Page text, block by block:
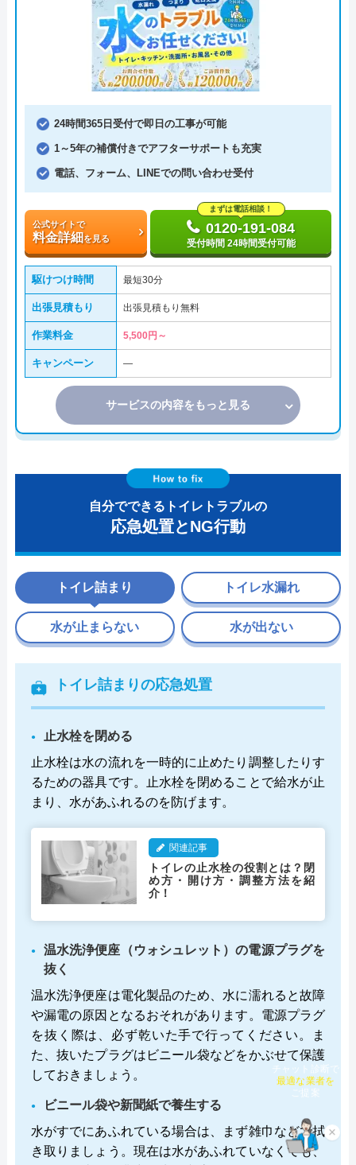
24時間365日受付で即日の工事が可能
1～5年の補償付きでアフターサポートも充実
電話、フォーム、LINEでの問い合わせ受付
公式サイトで
料金詳細を見る
まずは電話相談！
0120-191-084
受付時間 24時間受付可能
駆けつけ時間 最短30分
出張見積もり 出張見積もり無料
作業料金 5,500円～
キャンペーン ―
サービスの内容をもっと見る
自分でできるトイレトラブルの
応急処置とNG行動
トイレ詰まり
トイレ詰まりの応急処置
止水栓を閉める
止水栓は水の流れを一時的に止めたり調整したりす
るための器具です。止水栓を閉めることで給水が止
まり、水があふれるのを防げます。
関連記事
トイレの止水栓の役割とは？閉
め方・開け方・調整方法を紹
介！
温水洗浄便座（ウォシュレット）の電源プラグを
抜く
温水洗浄便座は電化製品のため、水に濡れると故障
や漏電の原因となるおそれがあります。電源プラグ
を抜く際は、必ず乾いた手で行ってください。ま
た、抜いたプラグはビニール袋などをかぶせて保護
しておきましょう。
ビニール袋や新聞紙で養生する
水がすでにあふれている場合は、まず雑巾などで拭
き取りましょう。現在は水があふれていなくても、
トイレ水漏れ
水が止まらない 水が出ない
×
チャット診断で
最適な業者を
ご提案